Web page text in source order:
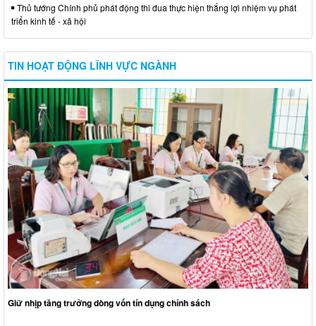
Thủ tướng Chính phủ phát động thi đua thực hiện thắng lợi nhiệm vụ phát
triển kinh tế - xã hội
TIN HOẠT ĐỘNG LĨNH VỰC NGÀNH
Giữ nhịp tăng trưởng dòng vốn tín dụng chính sách